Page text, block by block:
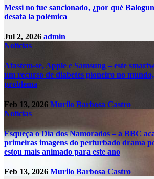
Messi no fue sancionado, ¿por qué
desata la polémica
Jul 2, 2026 admin
Notícias
Afastem-se, Apple e Samsung – este
um recurso de diabetes pioneiro no
problema
Feb 13, 2026 Murilo Barbosa Castro
Notícias
Esqueça o Dia dos Namorados – a BBC
primeiras imagens do perturbado drama
estou mais animado para este ano
Feb 13, 2026 Murilo Barbosa Castro